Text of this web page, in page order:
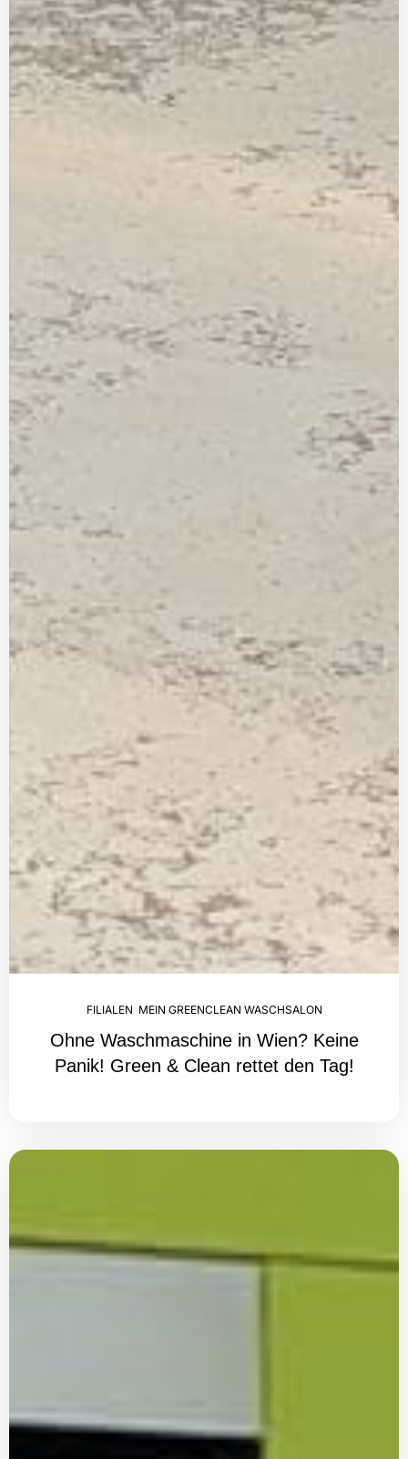
FILIALEN MEIN GREENCLEAN WASCHSALON
Ohne Waschmaschine in Wien? Keine
Panik! Green & Clean rettet den Tag!